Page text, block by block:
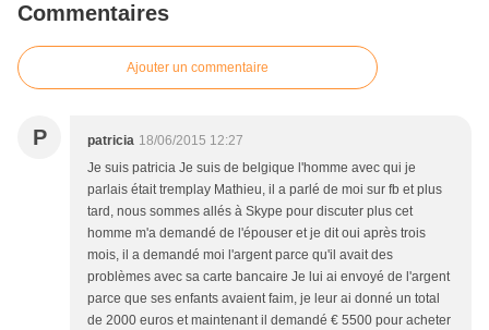
Commentaires
Ajouter un commentaire
P patricia 18/06/2015 12:27
Je suis patricia Je suis de belgique l'homme avec qui je
parlais était tremplay Mathieu, il a parlé de moi sur fb et plus
tard, nous sommes allés à Skype pour discuter plus cet
homme m'a demandé de l'épouser et je dit oui après trois
mois, il a demandé moi l'argent parce qu'il avait des
problèmes avec sa carte bancaire Je lui ai envoyé de l'argent
parce que ses enfants avaient faim, je leur ai donné un total
de 2000 euros et maintenant il demandé € 5500 pour acheter